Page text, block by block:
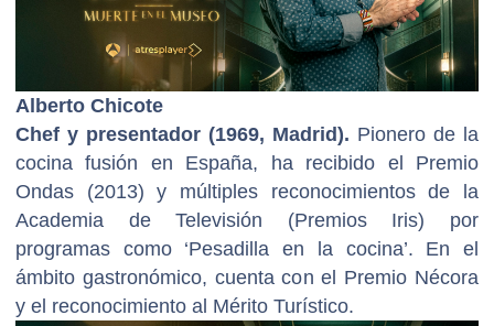
Alberto Chicote
Chef y presentador (1969, Madrid). Pionero de la
cocina fusión en España, ha recibido el Premio
Ondas (2013) y múltiples reconocimientos de la
Academia de Televisión (Premios Iris) por
programas como ‘Pesadilla en la cocina’. En el
ámbito gastronómico, cuenta con el Premio Nécora
y el reconocimiento al Mérito Turístico.